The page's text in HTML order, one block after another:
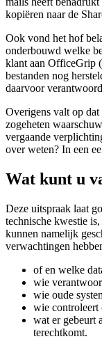
kopiëren naar de
Ook vond het hof
onderbouwd welke
klant aan OfficeGrip
bestanden nog
daarvoor
Overigens valt op dat
zogeheten
vergaande
over weten? In een
Wat kunt u
Deze uitspraak laat
technische kwestie
kunnen namelijk
verwachtingen
of en welke
wie
wie oude
wie controleert
wat er gebeurt
terechtkomt.